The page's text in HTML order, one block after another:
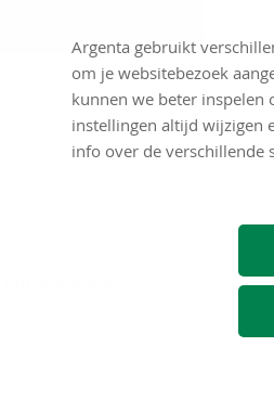
Argenta gebruikt
om je websitebezoek
kunnen we beter inspelen
instellingen altijd wijzigen
info over de verschillende
opnemen?